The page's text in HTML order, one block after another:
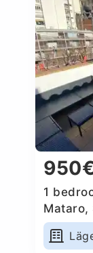
1
Mataro,